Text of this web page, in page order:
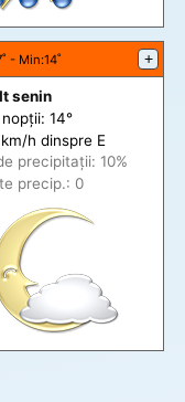
- Min:14˚ +
senin
14°
h dinspre E
precipitații: 10%
precip.: 0